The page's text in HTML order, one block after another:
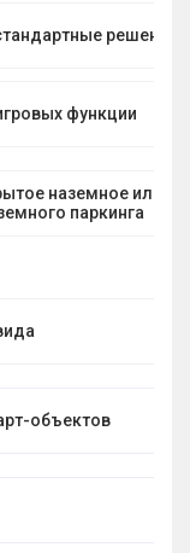
решения
функции
наземное или на
паркинга
объектов